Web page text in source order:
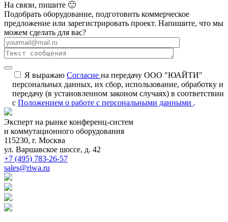
На связи, пишите 🙂
Подобрать оборудование, подготовить коммерческое
предложение или зарегистрировать проект. Напишите, что мы
можем сделать для вас?
Я выражаю Согласие на передачу ООО "ЮАЙТИ"
персональных данных, их сбор, использование, обработку и
передачу (в установленном законом случаях) в соответствии
с Положением о работе с персональными данными .
Эксперт на рынке конференц-систем
и коммутационного оборудования
115230, г. Москва
ул. Варшавское шоссе, д. 42
+7 (495) 783-26-57
sales@riwa.ru